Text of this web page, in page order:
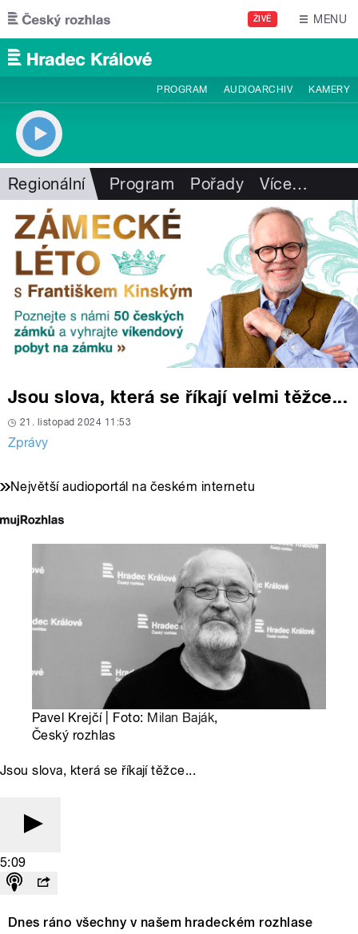
Přejít k hlavnímu obsahu
ŽIVĚ MENU
PROGRAM AUDIOARCHIV KAMERY
Regionální Program Pořady Více…
Jsou slova, která se říkají velmi těžce...
21. listopad 2024 11:53
Zprávy
Největší audioportál na českém internetu
Pavel Krejčí | Foto: Milan Baják,
Český rozhlas
Jsou slova, která se říkají těžce...
5:09
Dnes ráno všechny v našem hradeckém rozhlase